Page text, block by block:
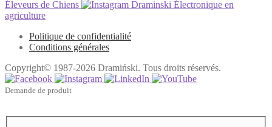
Éleveurs de Chiens
Draminski Électronique en
agriculture
Politique de confidentialité
Conditions générales
Copyright© 1987-2026 Dramiński. Tous droits réservés.
Demande de produit